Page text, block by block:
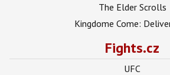
The Elder Scrolls
Kingdome Come:
Fights.cz
UFC